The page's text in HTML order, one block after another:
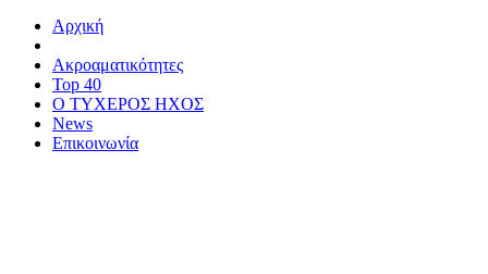
Αρχική
Ακροαματικότητες
Top 40
Ο ΤΥΧΕΡΟΣ ΗΧΟΣ
News
Επικοινωνία